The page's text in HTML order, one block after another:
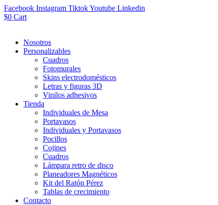
Facebook Instagram TiktokYoutube Linkedin
$0 Cart
Nosotros
Personalizables
Cuadros
Fotomurales
Skins electrodomésticos
Letras y figuras 3D
Vinilos adhesivos
Tienda
Individuales de Mesa
Portavasos
Individuales y Portavasos
Pocillos
Cojines
Cuadros
Lámpara retro de disco
Planeadores Magnéticos
Kit del Ratón Pérez
Tablas de crecimiento
Contacto